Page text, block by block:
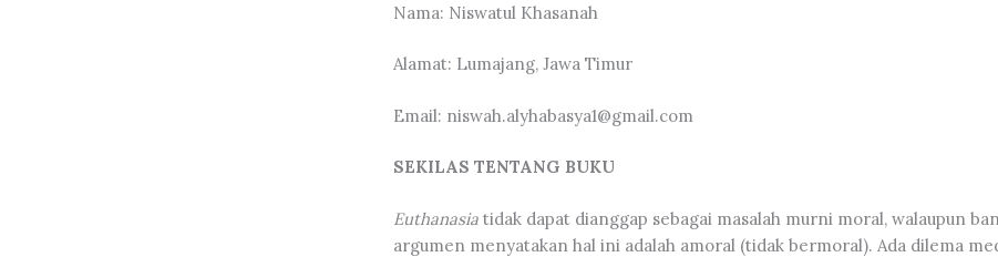
Nama: Niswatul Khasanah
Alamat: Lumajang, Jawa Timur
Email: niswah.alyhabasya1@gmail.com
SEKILAS TENTANG BUKU
Euthanasiatidak dapat dianggap sebagai masalah murni moral, walaupun
argumen menyatakan hal ini adalah amoral (tidak bermoral). Ada dilema